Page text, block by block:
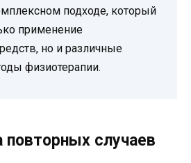
подходе, который
применение
но и различные
физиотерапии.
повторных случаев